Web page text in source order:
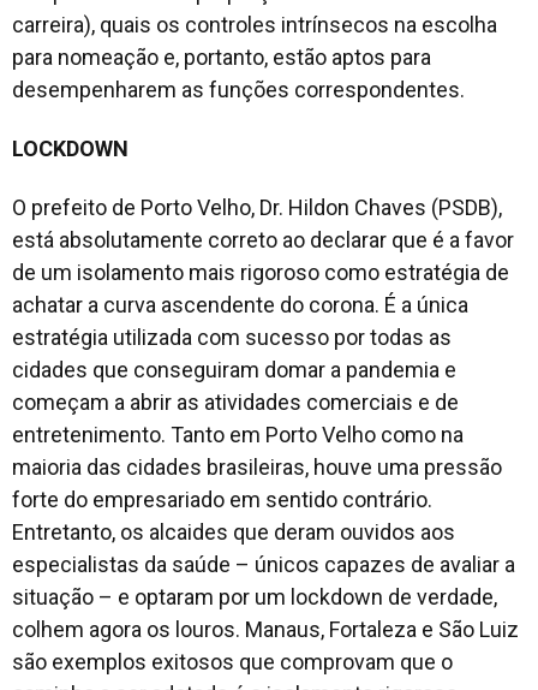
carreira), quais os controles intrínsecos na escolha
para nomeação e, portanto, estão aptos para
desempenharem as funções correspondentes.
LOCKDOWN
O prefeito de Porto Velho, Dr. Hildon Chaves (PSDB),
está absolutamente correto ao declarar que é a favor
de um isolamento mais rigoroso como estratégia de
achatar a curva ascendente do corona. É a única
estratégia utilizada com sucesso por todas as
cidades que conseguiram domar a pandemia e
começam a abrir as atividades comerciais e de
entretenimento. Tanto em Porto Velho como na
maioria das cidades brasileiras, houve uma pressão
forte do empresariado em sentido contrário.
Entretanto, os alcaides que deram ouvidos aos
especialistas da saúde – únicos capazes de avaliar a
situação – e optaram por um lockdown de verdade,
colhem agora os louros. Manaus, Fortaleza e São Luiz
são exemplos exitosos que comprovam que o